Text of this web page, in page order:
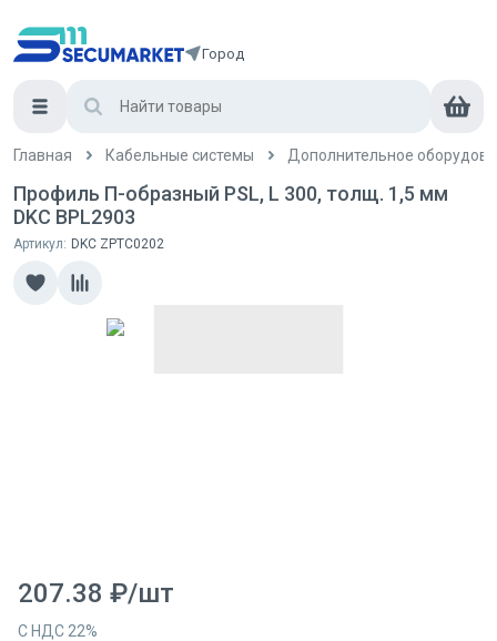
Город
Главная Кабельные системы Дополнительное
Профиль П-образный PSL, L 300, толщ. 1,5 мм
DKC BPL2903
Артикул: DKC ZPTC0202
207.38 ₽/шт
С НДС 22%